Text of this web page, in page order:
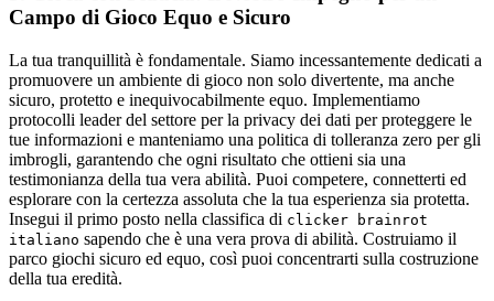
Campo di Gioco Equo e Sicuro
La tua tranquillità è fondamentale. Siamo incessantemente dedicati a
promuovere un ambiente di gioco non solo divertente, ma anche
sicuro, protetto e inequivocabilmente equo. Implementiamo
protocolli leader del settore per la privacy dei dati per proteggere le
tue informazioni e manteniamo una politica di tolleranza zero per gli
imbrogli, garantendo che ogni risultato che ottieni sia una
testimonianza della tua vera abilità. Puoi competere, connetterti ed
esplorare con la certezza assoluta che la tua esperienza sia protetta.
Insegui il primo posto nella classifica di clicker brainrot
italiano sapendo che è una vera prova di abilità. Costruiamo il
parco giochi sicuro ed equo, così puoi concentrarti sulla costruzione
della tua eredità.